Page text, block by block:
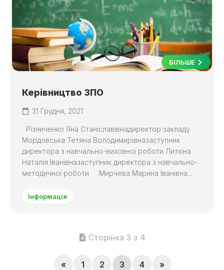
БІЛЬШЕ
Керівництво ЗПО
31 Грудня, 2021
Різниченко Яна Станіславівнадиректор закладу
Мордовська Тетяна Володимирівназаступник
директора з навчально-виховної роботи Литкіна
Наталія Іванівназаступник директора з навчально-
методичної роботи Мирчева Марина Іванівна...
Інформація
Сторінка 3 з 4
« 1 2 3 4 »